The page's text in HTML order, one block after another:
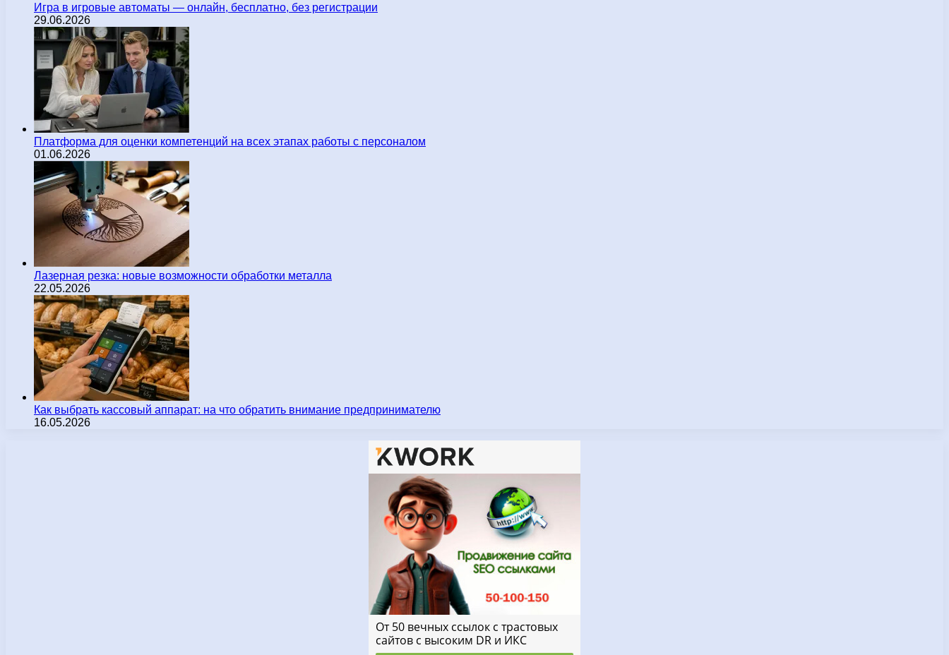
Игра в игровые автоматы — онлайн, бесплатно, без регистрации
29.06.2026
Платформа для оценки компетенций на всех этапах работы с персоналом
01.06.2026
Лазерная резка: новые возможности обработки металла
22.05.2026
Как выбрать кассовый аппарат: на что обратить внимание предпринимателю
16.05.2026